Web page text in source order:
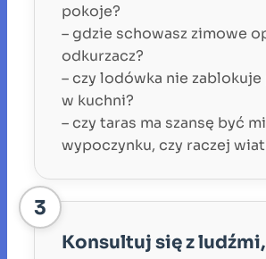
pokoje?
– gdzie schowasz zimowe
odkurzacz?
– czy lodówka nie
w kuchni?
– czy taras ma szansę być
wypoczynku, czy raczej
3
Konsultuj się z